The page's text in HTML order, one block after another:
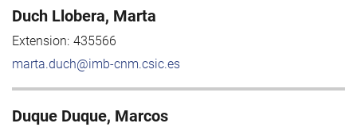
Duch Llobera, Marta
Extension: 435566
marta.duch@imb-cnm.csic.es
Duque Duque, Marcos